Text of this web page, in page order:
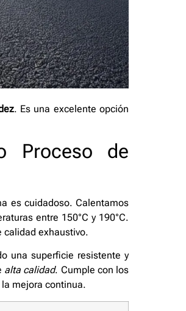
. Es una excelente opción
Proceso de
es cuidadoso. Calentamos
entre 150°C y 190°C.
calidad exhaustivo.
una superficie resistente y
alta calidad. Cumple con los
la mejora continua.